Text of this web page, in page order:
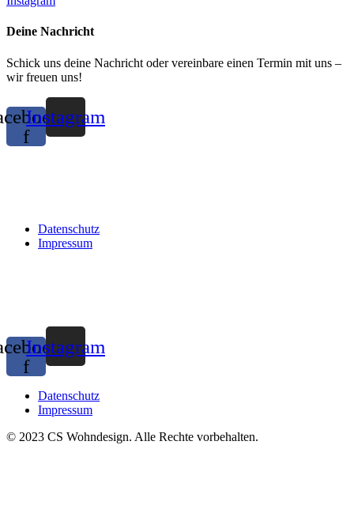
Deine Nachricht
Schick uns deine Nachricht oder vereinbare einen Termin mit uns –
wir freuen uns!
f
Instagram
Datenschutz
Impressum
f
Instagram
Datenschutz
Impressum
© 2023 CS Wohndesign. Alle Rechte vorbehalten.